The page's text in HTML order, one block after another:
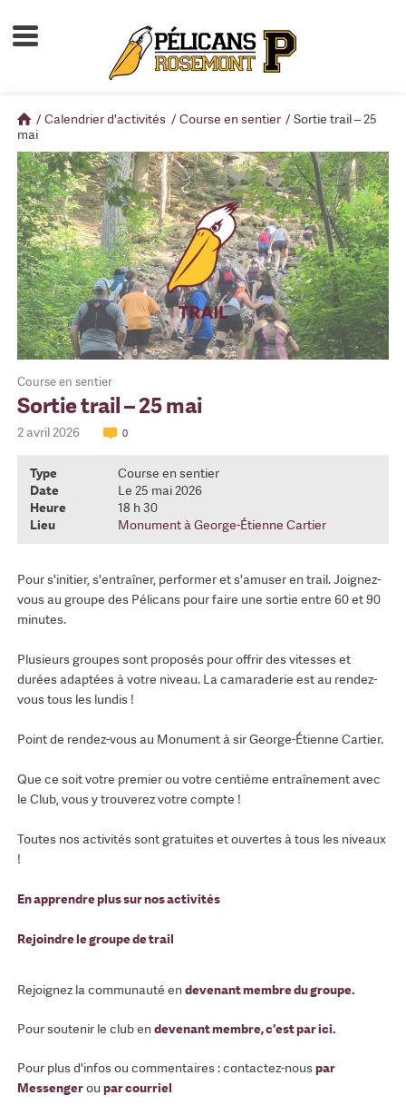
Accueil
Calendrier d'activités
Boutique
Devenir membre
/ Calendrier d'activités / Course en sentier / Sortie trail – 25
mai
Course en sentier
Sortie trail – 25 mai
2 avril 2026 0
Type
Course en sentier
Date
Le 25 mai 2026
Heure
18 h 30
Lieu
Monument à George-Étienne Cartier
Pour s'initier, s'entraîner, performer et s'amuser en trail. Joignez-
vous au groupe des Pélicans pour faire une sortie entre 60 et 90
minutes.
Plusieurs groupes sont proposés pour offrir des vitesses et
durées adaptées à votre niveau. La camaraderie est au rendez-
vous tous les lundis !
Point de rendez-vous au Monument à sir George-Étienne Cartier.
Que ce soit votre premier ou votre centième entraînement avec
le Club, vous y trouverez votre compte !
Toutes nos activités sont gratuites et ouvertes à tous les niveaux
!
En apprendre plus sur nos activités
Rejoindre le groupe de trail
Rejoignez la communauté endevenant membre du groupe.
Pour soutenir le club endevenant membre, c'est par ici.
Pour plus d'infos ou commentaires : contactez-nouspar
Messengerou par courriel